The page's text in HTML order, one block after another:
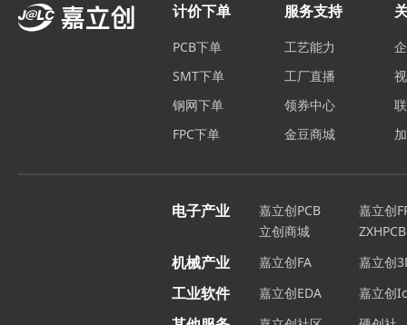
计价下单
PCB下单
SMT下单
钢网下单
FPC下单
服务支持
工艺能力
工厂直播
领券中心
金豆商城
电子产业 嘉立创PCB
嘉立创
立创商城
ZXHPCB
机械产业 嘉立创FA 嘉立创
工业软件 嘉立创EDA 嘉立创